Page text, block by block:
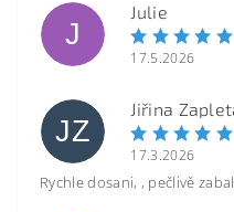
J
Julie
17.5.2026
JZ
Jiřina
17.3.2026
Rychle dosani, , pečlivě